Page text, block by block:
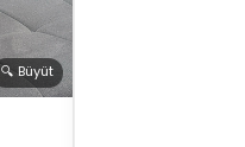
🔍 Büyüt